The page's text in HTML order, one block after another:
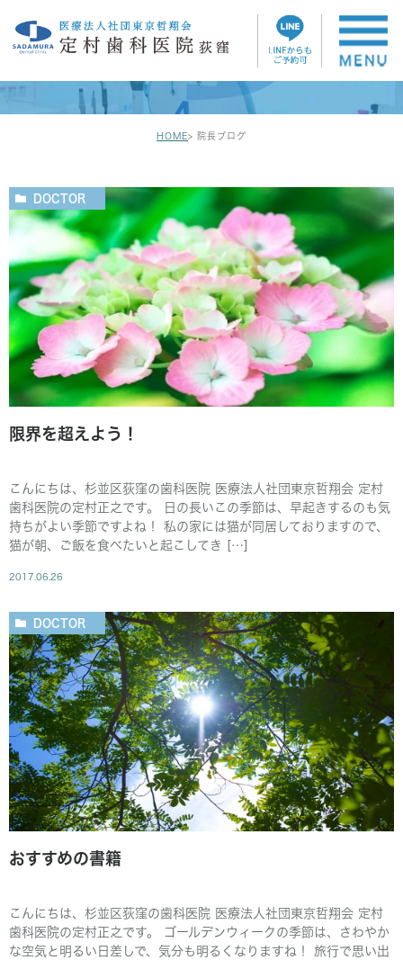
院長ブログ
HOME 院長ブログ
DOCTOR
限界を超えよう！
こんにちは、杉並区荻窪の歯科医院 医療法人社団東京哲翔会 定村
歯科医院の定村正之です。 日の長いこの季節は、早起きするのも気
持ちがよい季節ですよね！ 私の家には猫が同居しておりますので、
猫が朝、ご飯を食べたいと起こしてき […]
2017.06.26
DOCTOR
おすすめの書籍
こんにちは、杉並区荻窪の歯科医院 医療法人社団東京哲翔会 定村
歯科医院の定村正之です。 ゴールデンウィークの季節は、さわやか
な空気と明るい日差しで、気分も明るくなりますね！ 旅行で思い出